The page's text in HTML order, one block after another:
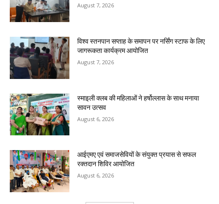
August 7, 2026
विश्व स्तनपान सप्ताह के समापन पर नर्सिंग स्टाफ के लिए
जागरूकता कार्यक्रम आयोजित
August 7, 2026
स्माइली क्लब की महिलाओं ने हर्षोल्लास के साथ मनाया
सावन उत्सव
August 6, 2026
आईएमए एवं समाजसेवियों के संयुक्त प्रयास से सफल
रक्तदान शिविर आयोजित
August 6, 2026